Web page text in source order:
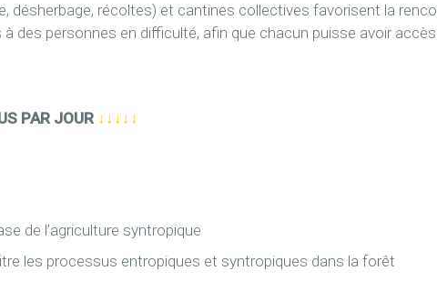
désherbage, récoltes) et cantines collectives favorisent la
des personnes en difficulté, afin que chacun puisse avoir
PAR JOUR ↓↓↓↓↓
de l’agriculture syntropique
les processus entropiques et syntropiques dans la forêt